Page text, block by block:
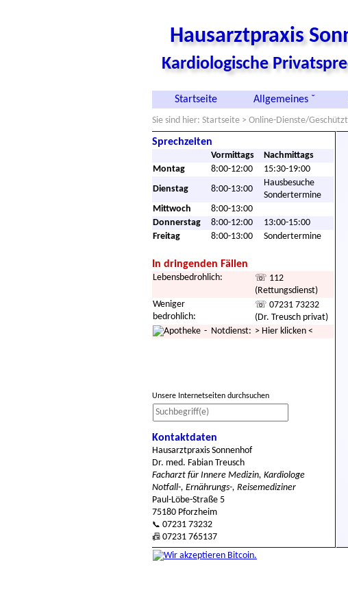
Hausarztpraxis
Kardiologische
Startseite Allgemeines ˇ
Sie sind hier: Startseite > Online-Dienste/
Sprechzeiten
Vormittags
Nachmittags
Montag
8:00-12:00
15:30-19:00
Dienstag
8:00-13:00
Hausbesuche
Sondertermine
Mittwoch
8:00-13:00
Donnerstag
8:00-12:00
13:00-15:00
Freitag
8:00-13:00 Sondertermine
In dringenden Fällen
Lebensbedrohlich:
☏ 112
(Rettungsdienst)
Weniger
bedrohlich:
☏ 07231 73232
(Dr. Treusch privat)
- Notdienst: > Hier klicken <
Unsere Internetseiten durchsuchen
Kontaktdaten
Hausarztpraxis Sonnenhof
Dr. med. Fabian Treusch
Facharzt für Innere Medizin, Kardiologe
Notfall-, Ernährungs-, Reisemediziner
Paul-Löbe-Straße 5
75180 Pforzheim
📞 07231 73232
📠 07231 765137